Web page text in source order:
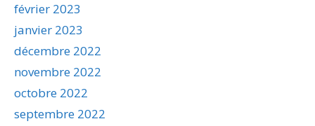
février 2023
janvier 2023
décembre 2022
novembre 2022
octobre 2022
septembre 2022